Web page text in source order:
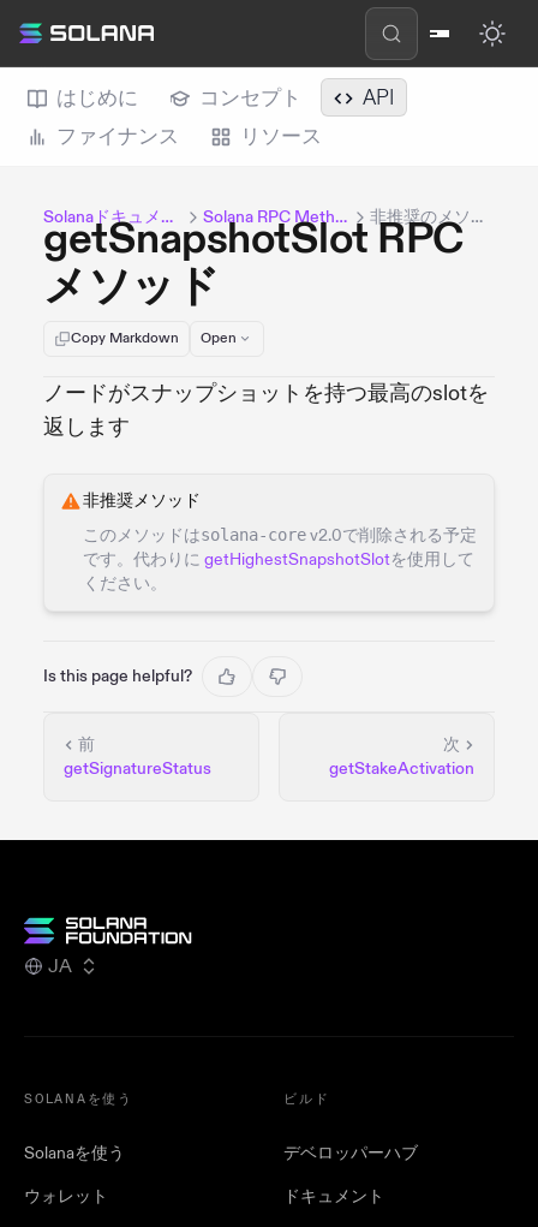
はじめに コンセプト
API
ファイナンス
リソース
Solanaドキュメント Solana RPC Methods 非推奨のメソッド
getSnapshotSlot RPC
メソッド
Copy Markdown Open
ノードがスナップショットを持つ最高のslotを
返します
非推奨メソッド
このメソッドはsolana-corev2.0で削除される予定
です。代わりに getHighestSnapshotSlotを使用して
ください。
Is this page helpful?
前
getSignatureStatus
次
getStakeActivation
JA
SOLANAを使う
Solanaを使う
ウォレット
ビルド
デベロッパーハブ
ドキュメント